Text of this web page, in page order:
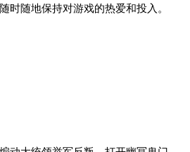
时随地保持对游戏的热爱和投入。